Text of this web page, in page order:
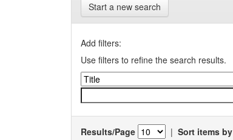
Start a new search
Add filters:
Use filters to refine the search results.
Results/Page | Sort items by